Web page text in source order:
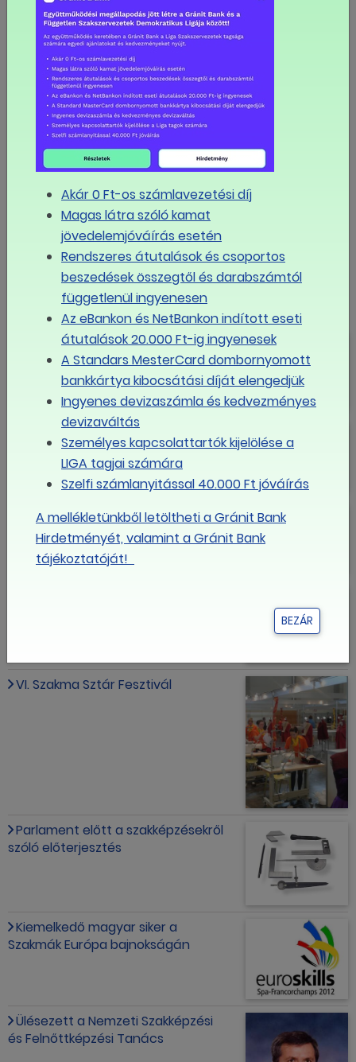
tágabb értelemben vett inkluzív oktatás. A "mindenki
iskolája" szemlélet által fejlődhet a tanárok
módszertani kultúrája, csökkenhet a diákok
lemorzsolódása, s mindez - hosszú távon - pozitív
hatással lehet az egyes egyének életminőségének
javulásán keresztül a társadalom és a gazdaság
fejlődésére - írja a portálunkhoz eljuttatott
sajtóközlemény.
MEGOSZTOM FACEBOOKON
LINK MÁSOLÁSA
Szakképzés
Duális képzés: zsákutca vagy jó
Magyar ácsot minden tetőre!
Czomba: Versenyképes tudást
biztosít a duális képzés
VI. Szakma Sztár Fesztivál
Parlament előtt a szakképzésekről
szóló előterjesztés
Kiemelkedő magyar siker a
Szakmák Európa bajnokságán
Ülésezett a Nemzeti Szakképzési
és Felnőttképzési Tanács
Akár 0 Ft-os számlavezetési díj
Magas látra szóló kamat
jövedelemjóváírás esetén
Rendszeres átutalások és csoportos
beszedések összegtől és darabszámtól
függetlenül ingyenesen
Az eBankon és NetBankon indított eseti
átutalások 20.000 Ft-ig ingyenesek
A Standars MesterCard dombornyomott
bankkártya kibocsátási díját elengedjük
Ingyenes devizaszámla és kedvezményes
devizaváltás
Személyes kapcsolattartók kijelölése a
LIGA tagjai számára
Szelfi számlanyitással 40.000 Ft jóváírás
A mellékletünkből letöltheti a Gránit Bank
Hirdetményét, valamint a Gránit Bank
tájékoztatóját!
BEZÁR